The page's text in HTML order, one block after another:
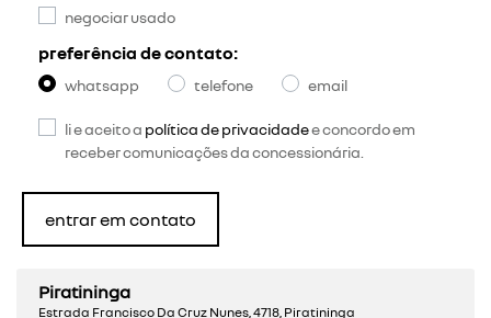
Piratininga
Estrada Francisco Da Cruz Nunes, 4718, Piratininga
negociar usado
preferência de contato:
whatsapp telefone email
li e aceito a política de privacidadee concordo em
receber comunicações da concessionária.
entrar em contato